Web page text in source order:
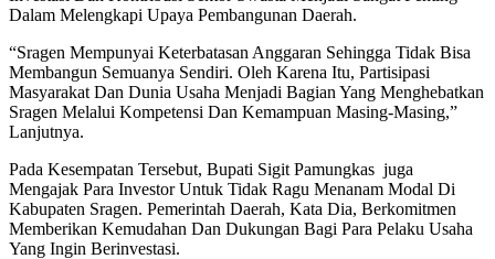
Dalam Melengkapi Upaya Pembangunan Daerah.
“Sragen Mempunyai Keterbatasan Anggaran Sehingga Tidak Bisa
Membangun Semuanya Sendiri. Oleh Karena Itu, Partisipasi
Masyarakat Dan Dunia Usaha Menjadi Bagian Yang Menghebatkan
Sragen Melalui Kompetensi Dan Kemampuan Masing-Masing,”
Lanjutnya.
Pada Kesempatan Tersebut, Bupati Sigit Pamungkas juga
Mengajak Para Investor Untuk Tidak Ragu Menanam Modal Di
Kabupaten Sragen. Pemerintah Daerah, Kata Dia, Berkomitmen
Memberikan Kemudahan Dan Dukungan Bagi Para Pelaku Usaha
Yang Ingin Berinvestasi.